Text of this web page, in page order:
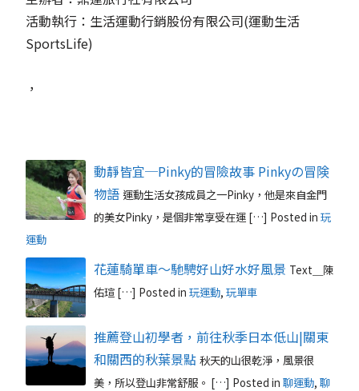
活動執行：生活運動行銷股份有限公司(運動生活
SportsLife)
，
動靜皆宜─Pinky的冒險故事 Pinkyの冒険
物語 運動生活女孩成員之一Pinky，他是來自金門
的美女Pinky，是個非常享受在運 […] Posted in 玩
運動
花蓮騎單車～馳騁好山好水好風景 Text＿陳
佑瑄 […] Posted in 玩運動, 玩單車
推薦登山初學者，前往秋季日本低山|關東
和關西的秋葉景點 秋天的山很乾淨，風景很
美，所以登山非常舒服。 […] Posted in 聊運動, 聊